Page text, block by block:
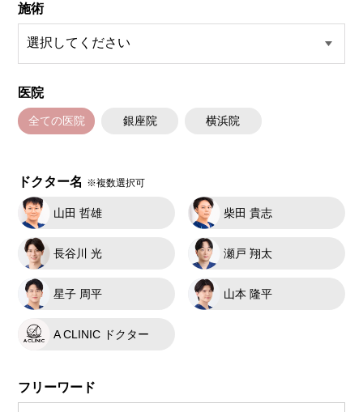
施術
医院
全ての医院 銀座院 横浜院
ドクター名 ※複数選択可
山田 哲雄 柴田 貴志
長谷川 光 瀬戸 翔太
星子 周平 山本 隆平
A CLINIC ドクター
フリーワード